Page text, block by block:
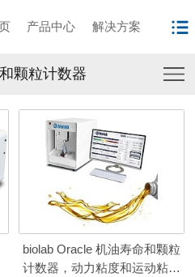
产品中心 解决方案
颗粒计数器
biolab Oracle 机油寿命和颗粒
计数器，动力粘度和运动粘度